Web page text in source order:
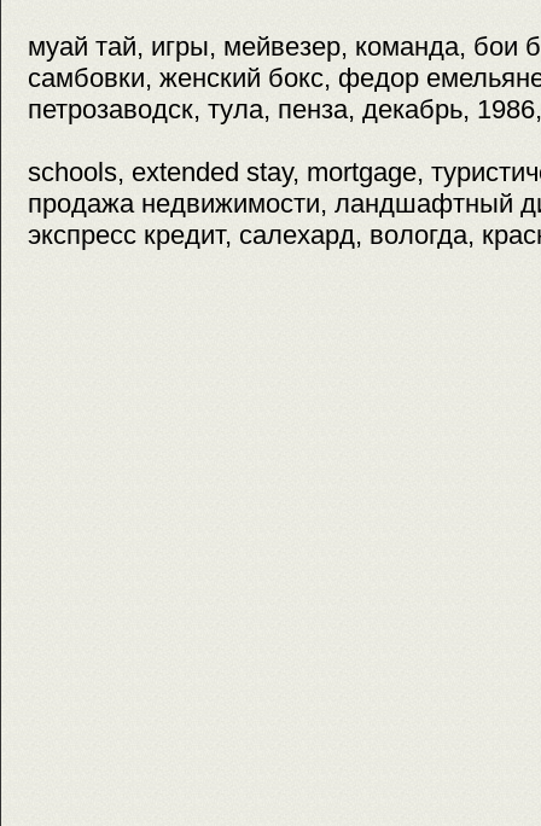
муай тай, игры, мейвезер, команда, бои
самбовки, женский бокс, федор
петрозаводск, тула, пенза, декабрь,
schools, extended stay, mortgage,
продажа недвижимости, ландшафтный
экспресс кредит, салехард, вологда,